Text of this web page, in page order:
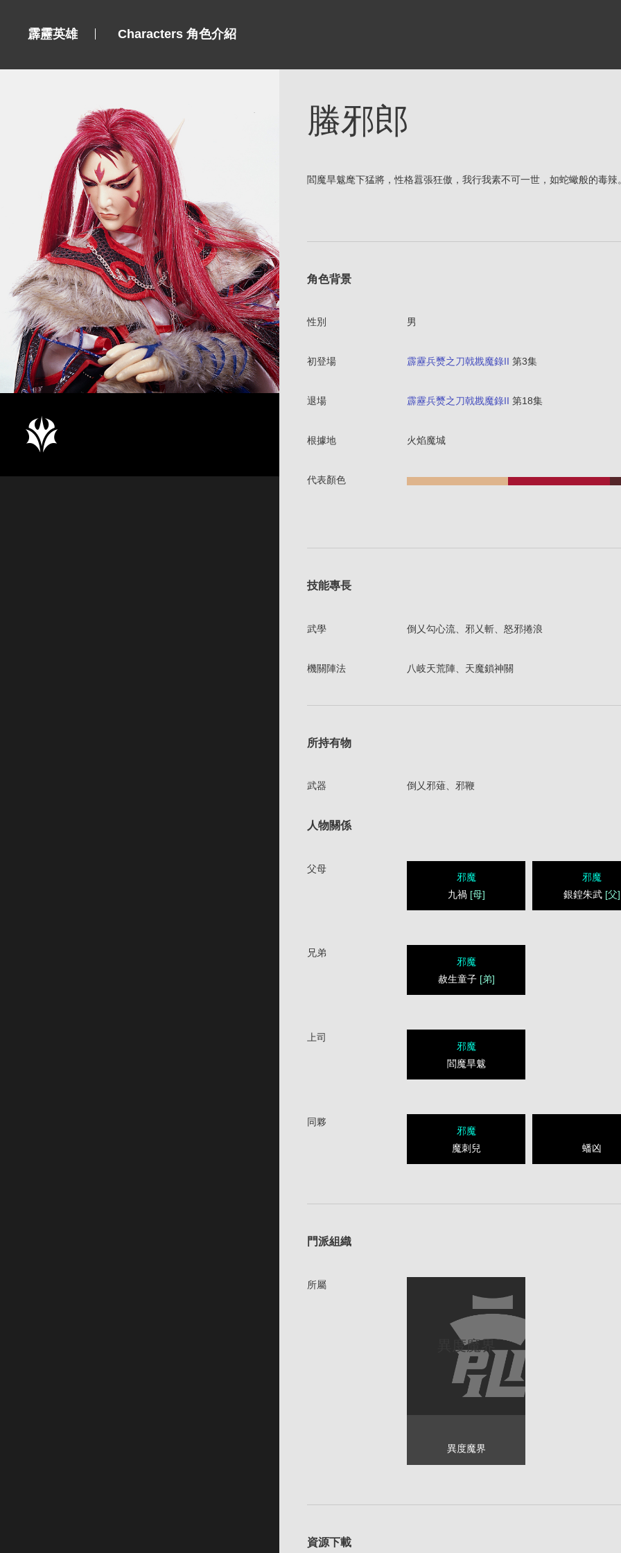
霹靂英雄 Characters 角色介紹
螣邪郎
閻魔旱魃麾下猛將，性格囂張狂傲，我行我素不可一世，如蛇蠍般的毒
角色背景
性別 男
初登場 霹靂兵燹之刀戟戡魔錄II 第3集
退場 霹靂兵燹之刀戟戡魔錄II 第18集
根據地 火焰魔城
代表顏色
技能專長
武學 倒乂勾心流、邪乂斬、怒邪捲浪
機關陣法 八岐天荒陣、天魔鎖神關
所持有物
武器 倒乂邪薙、邪鞭
人物關係
父母
邪魔
九禍 [母]
邪魔
銀鍠朱武 [父]
兄弟
邪魔
赦生童子 [弟]
上司
邪魔
閻魔旱魃
同夥
邪魔
魔刺兒
蟠凶
門派組織
所屬
異度魔界
異度魔界
資源下載